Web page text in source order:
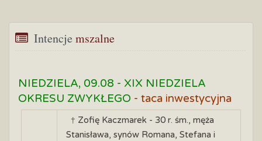
Intencje mszalne
NIEDZIELA, 09.08 - XIX NIEDZIELA
OKRESU ZWYKŁEGO - taca inwestycyjna
† Zofię Kaczmarek - 30 r. śm., męża
Stanisława, synów Romana, Stefana i